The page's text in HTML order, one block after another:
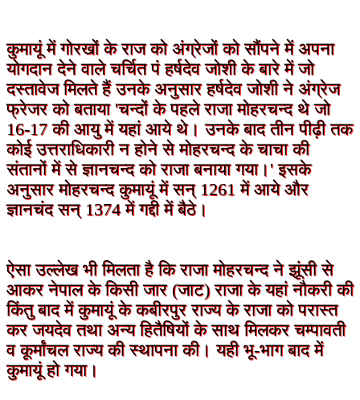
कुमायूं में गोरखों के राज को अंग्रेजों को सौंपने में अपना
योगदान देने वाले चर्चित पं हर्षदेव जोशी के बारे में जो
दस्तावेज मिलते हैं उनके अनुसार हर्षदेव जोशी ने अंग्रेज
फ्रेजर को बताया 'चन्दों के पहले राजा मोहरचन्द थे जो
16-17 की आयु में यहां आये थे। उनके बाद तीन पीढ़ी तक
कोई उत्तराधिकारी न होने से मोहरचन्द के चाचा की
संतानों में से ज्ञानचन्द को राजा बनाया गया।' इसके
अनुसार मोहरचन्द कुमायूं में सन् 1261 में आये और
ज्ञानचंद सन् 1374 में गद्दी में बैठे।
ऐसा उल्लेख भी मिलता है कि राजा मोहरचन्द ने झूंसी से
आकर नेपाल के किसी जार (जाट) राजा के यहां नौकरी की
किंतु बाद में कुमायूं के कबीरपुर राज्य के राजा को परास्त
कर जयदेव तथा अन्य हितैषियों के साथ मिलकर चम्पावती
व कूर्मांचल राज्य की स्थापना की। यही भू-भाग बाद में
कुमायूं हो गया।